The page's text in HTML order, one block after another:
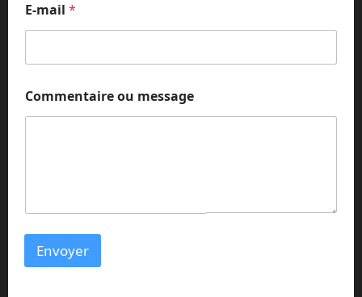
E-mail *
*
*
Commentaire ou message
Envoyer